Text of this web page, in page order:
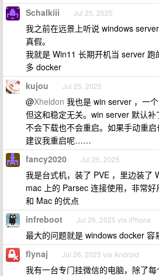
Schalkiii Jul 25, 2025
我之前在远景上听说 windows
真假。
我就是 Win11 长期开机当 server
多 docker
kujou Jul 25, 2025
@Xheldon 我也是 win server ，一
但这和稳定无关。win server 默认
不会下载也不会重启。如果手动重
建议我重启呢……
fancy2020 Jul 25, 2025
我是台式机，装了 PVE ，里边装了
mac 上的 Parsec 连接使用，非常
和 Mac 的优点
infreboot Jul 26, 2025 via iPhone
最大的问题就是 windows docker 容
flynaj Jul 26, 2025 via Android
我有一台专门挂微信的电脑，除了